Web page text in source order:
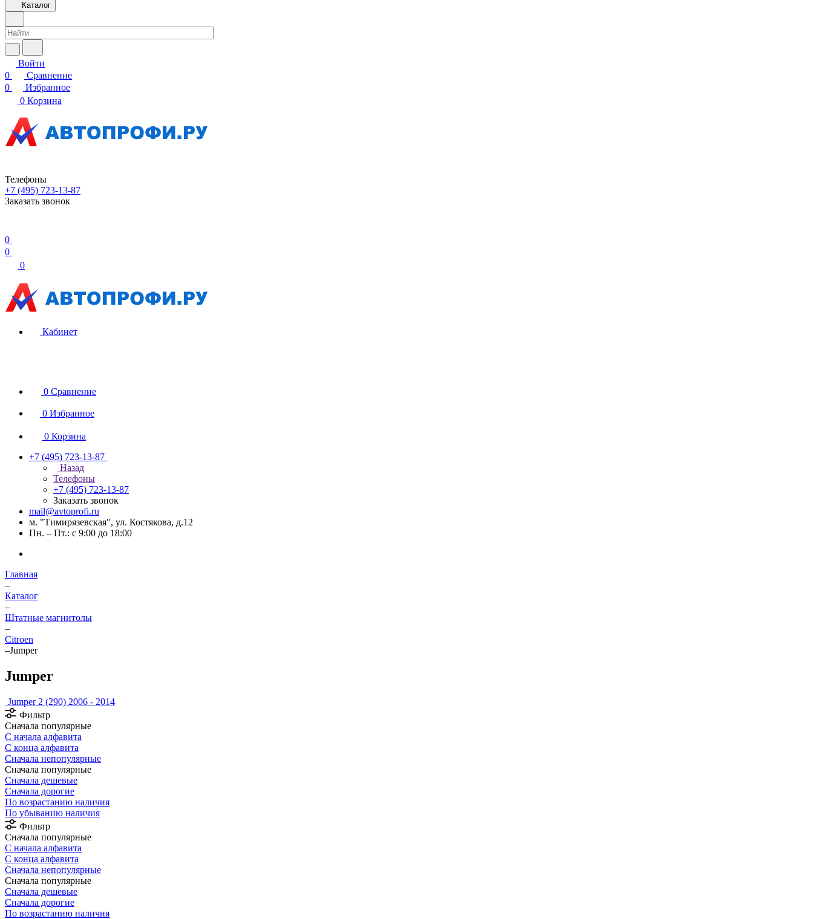
Каталог
Войти
0
Сравнение
0
Избранное
0 Корзина
Телефоны
+7 (495) 723-13-87
Заказать звонок
0
0
0
Кабинет
0 Сравнение
0 Избранное
0 Корзина
+7 (495) 723-13-87
Назад
Телефоны
+7 (495) 723-13-87
Заказать звонок
mail@avtoprofi.ru
м. "Тимирязевская", ул. Костякова, д.12
Пн. – Пт.: с 9:00 до 18:00
Главная
–
Каталог
–
Штатные магнитолы
–
Citroen
–Jumper
Jumper
Jumper 2 (290) 2006 - 2014
Фильтр
Сначала популярные
С начала алфавита
С конца алфавита
Сначала непопулярные
Сначала популярные
Сначала дешевые
Сначала дорогие
По возрастанию наличия
По убыванию наличия
Фильтр
Сначала популярные
С начала алфавита
С конца алфавита
Сначала непопулярные
Сначала популярные
Сначала дешевые
Сначала дорогие
По возрастанию наличия